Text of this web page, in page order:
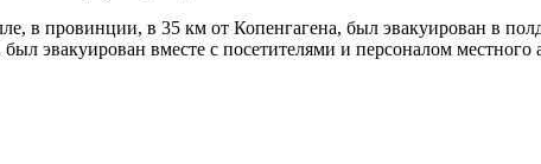
в провинции, в 35 км от Копенгагена, был эвакуирован в
был эвакуирован вместе с посетителями и персоналом местного